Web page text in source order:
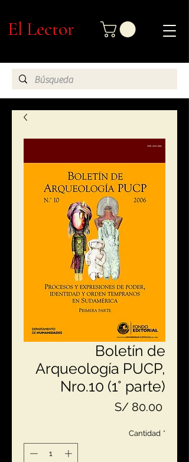
El Lector
Boletín de
Arqueología PUCP,
Nro.10 (1° parte)
S/ 80.00Precio
Cantidad *